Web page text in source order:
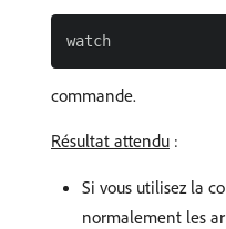
commande.
Résultat attendu :
Si vous utilisez la
normalement les